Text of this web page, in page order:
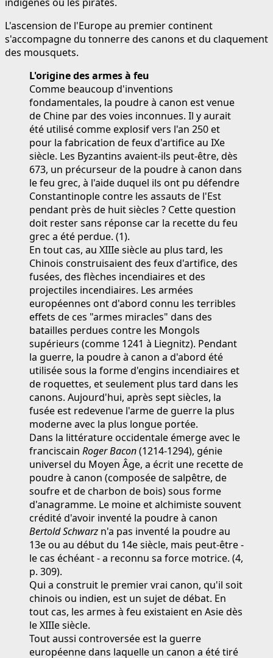
L'ascension de l'Europe au premier continent
s'accompagne du tonnerre des canons et du claquement
des mousquets.
L'origine des armes à feu
Comme beaucoup d'inventions
fondamentales, la poudre à canon est venue
de Chine par des voies inconnues. Il y aurait
été utilisé comme explosif vers l'an 250 et
pour la fabrication de feux d'artifice au IXe
siècle. Les Byzantins avaient-ils peut-être, dès
673, un précurseur de la poudre à canon dans
le feu grec, à l'aide duquel ils ont pu défendre
Constantinople contre les assauts de l'Est
pendant près de huit siècles ? Cette question
doit rester sans réponse car la recette du feu
grec a été perdue. (1).
En tout cas, au XIIIe siècle au plus tard, les
Chinois construisaient des feux d'artifice, des
fusées, des flèches incendiaires et des
projectiles incendiaires. Les armées
européennes ont d'abord connu les terribles
effets de ces "armes miracles" dans des
batailles perdues contre les Mongols
supérieurs (comme 1241 à Liegnitz). Pendant
la guerre, la poudre à canon a d'abord été
utilisée sous la forme d'engins incendiaires et
de roquettes, et seulement plus tard dans les
canons. Aujourd'hui, après sept siècles, la
fusée est redevenue l'arme de guerre la plus
moderne avec la plus longue portée.
Dans la littérature occidentale émerge avec le
franciscain Roger Bacon(1214-1294), génie
universel du Moyen Âge, a écrit une recette de
poudre à canon (composée de salpêtre, de
soufre et de charbon de bois) sous forme
d'anagramme. Le moine et alchimiste souvent
crédité d'avoir inventé la poudre à canon
Bertold Schwarz n'a pas inventé la poudre au
13e ou au début du 14e siècle, mais peut-être -
le cas échéant - a reconnu sa force motrice. (4,
p. 309).
Qui a construit le premier vrai canon, qu'il soit
chinois ou indien, est un sujet de débat. En
tout cas, les armes à feu existaient en Asie dès
le XIIIe siècle.
Tout aussi controversée est la guerre
européenne dans laquelle un canon a été tiré